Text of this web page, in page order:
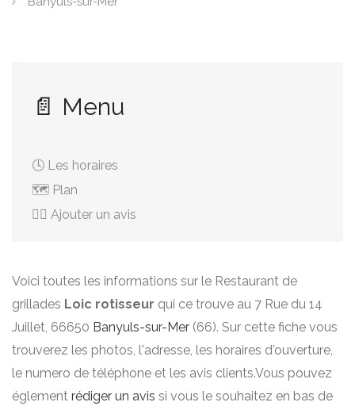
📄 Menu
🕓 Les horaires
🗺️ Plan
✍🏻 Ajouter un avis
Voici toutes les informations sur le Restaurant de
grillades Loic rotisseur qui ce trouve au 7 Rue du 14
Juillet, 66650 Banyuls-sur-Mer (66). Sur cette fiche vous
trouverez les photos, l'adresse, les horaires d'ouverture,
le numero de téléphone et les avis clients.Vous pouvez
églement rédiger un avis si vous le souhaitez en bas de